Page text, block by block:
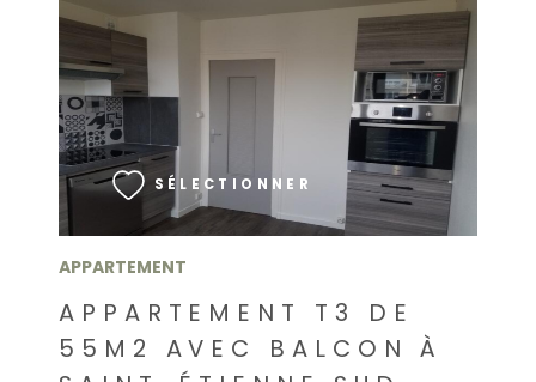
APPARTEMENT
APPARTEMENT T3 DE
55M2 AVEC BALCON À
SÉLECTIONNER
VOIR LE BIEN